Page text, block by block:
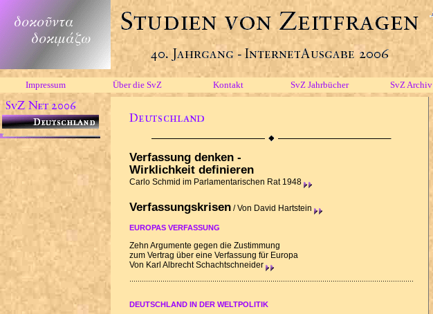
Impressum Über die SvZ Kontakt SvZ Jahrbücher SvZ Archiv
Verfassung denken -
Wirklichkeit definieren
Carlo Schmid im Parlamentarischen Rat 1948
Verfassungskrisen/Von David Hartstein
EUROPAS VERFASSUNG
Zehn Argumente gegen die Zustimmung
zum Vertrag über eine Verfassung für Europa
Von Karl Albrecht Schachtschneider
DEUTSCHLAND IN DER WELTPOLITIK